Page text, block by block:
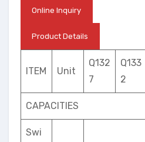
Online Inquiry
Product Details
ITEM Unit
Q132
7
Q133
2
CAPACITIES
Swi